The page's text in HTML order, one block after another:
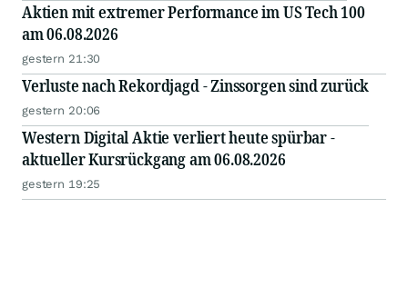
Aktien mit extremer Performance im US Tech 100
am 06.08.2026
gestern 21:30
Verluste nach Rekordjagd - Zinssorgen sind zurück
gestern 20:06
Western Digital Aktie verliert heute spürbar -
aktueller Kursrückgang am 06.08.2026
gestern 19:25